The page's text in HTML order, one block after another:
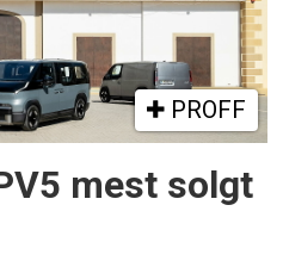
PROFF
mest solgt